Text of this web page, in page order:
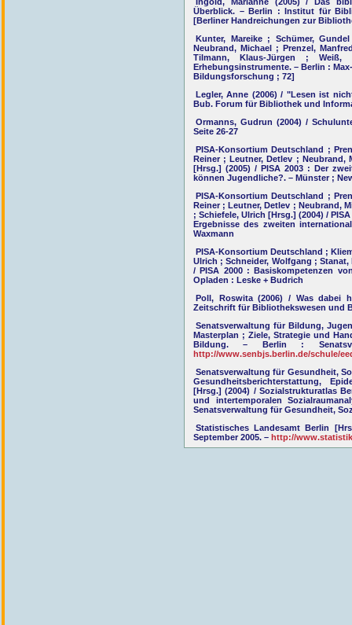
Überblick. – Berlin : Institut für
[Berliner Handreichungen zur
Kunter, Mareike ; Schümer,
Neubrand, Michael ; Prenzel,
Tilmann, Klaus-Jürgen ;
Erhebungsinstrumente. – Berlin :
Bildungsforschung ; 72]
Legler, Anne (2006) / "Lesen ist
Bub. Forum für Bibliothek und
Ormanns, Gudrun (2004) /
Seite 26-27
PISA-Konsortium Deutschland ;
Reiner ; Leutner, Detlev ; Neubrand,
[Hrsg.] (2005) / PISA 2003 : Der
können Jugendliche?. – Münster ;
PISA-Konsortium Deutschland ;
Reiner ; Leutner, Detlev ; Neubrand,
; Schiefele, Ulrich [Hrsg.] (2004) /
Ergebnisse des zweiten
Waxmann
PISA-Konsortium Deutschland ;
Ulrich ; Schneider, Wolfgang ;
/ PISA 2000 : Basiskompetenzen
Opladen : Leske + Budrich
Poll, Roswita (2006) / Was dabei
Zeitschrift für Bibliothekswesen und
Senatsverwaltung für Bildung,
Masterplan ; Ziele, Strategie und
Bildung. – Berlin :
http://www.senbjs.berlin.de/schule/
Senatsverwaltung für Gesundheit,
Gesundheitsberichterstattung,
[Hrsg.] (2004) / Sozialstrukturatlas
und intertemporalen
Senatsverwaltung für Gesundheit,
Statistisches Landesamt Berlin
September 2005. – http://